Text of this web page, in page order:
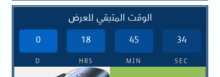
الوقت المتبقي للعرض
0 18 45 32
D HRS MIN SEC